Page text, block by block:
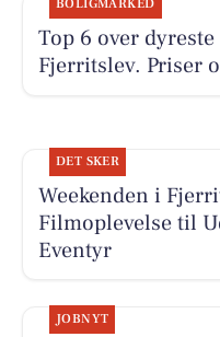
BOLIGMARKED
Top 6 over
Fjerritslev. Priser
DET SKER
Weekenden i
Filmoplevelse til
Eventyr
JOBNYT